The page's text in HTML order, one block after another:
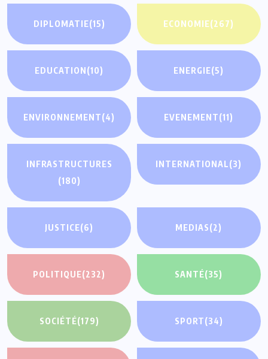
DIPLOMATIE(15) ECONOMIE(267)
EDUCATION(10) ENERGIE(5)
ENVIRONNEMENT(4) EVENEMENT(11)
INFRASTRUCTURES
(180)
INTERNATIONAL(3)
JUSTICE(6) MEDIAS(2)
POLITIQUE(232) SANTÉ(35)
SOCIÉTÉ(179) SPORT(34)